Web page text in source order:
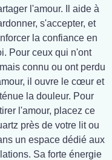
l'amour. Il aide à
s'accepter, et
la confiance en
Pour ceux qui n'ont
connu ou ont perdu
il ouvre le cœur et
la douleur. Pour
l'amour, placez ce
près de votre lit ou
un espace dédié aux
Sa forte énergie